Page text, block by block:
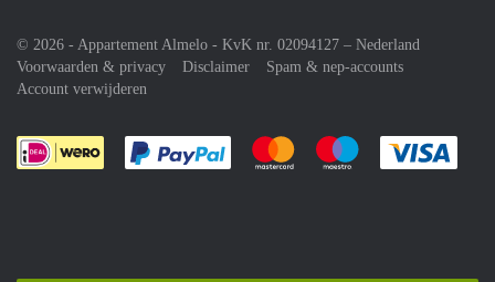
© 2026 - Appartement Almelo - KvK nr. 02094127 – Nederland
Voorwaarden & privacy
Disclaimer
Spam & nep-accounts
Account verwijderen
Je rekent gemakkelijk af met Paypal
Je rekent gemakkelijk af met
Je rekent